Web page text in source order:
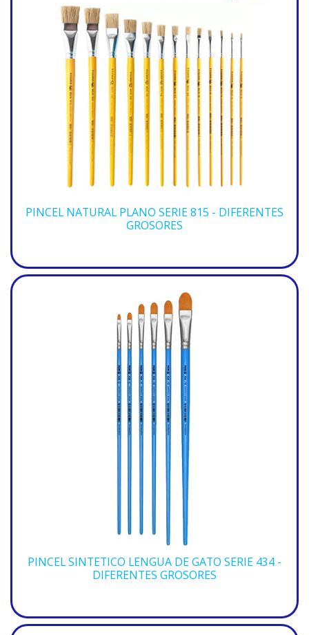
PINCEL NATURAL PLANO SERIE 815 - DIFERENTES
GROSORES
PINCEL SINTETICO LENGUA DE GATO SERIE 434 -
DIFERENTES GROSORES